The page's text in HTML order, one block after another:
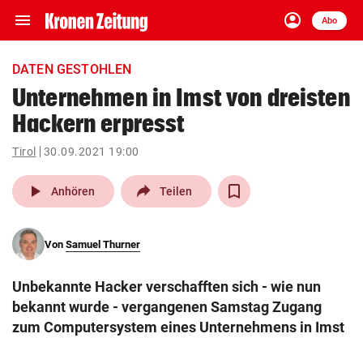
menu Navigation
ein-/ausklappen
account_circle
Anmelden
Abo
close Schließen
account_circle Anmelden
pin_drop
Wien arrow_right
search
eingeben
DATEN GESTOHLEN
Unternehmen in Imst von dreisten
Hackern erpresst
Tirol 30.09.2021 19:00
play_arrow Anhören Teilen
Von Samuel Thurner
Unbekannte Hacker verschafften sich - wie nun
bekannt wurde - vergangenen Samstag Zugang
zum Computersystem eines Unternehmens in Imst